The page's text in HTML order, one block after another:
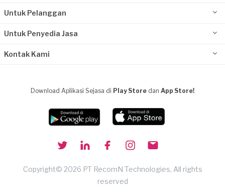
Untuk Pelanggan
Untuk Penyedia Jasa
Kontak Kami
Download Aplikasi Sejasa di Play Store dan App Store!
Copyright© 2026 PT RecomN Technologies, All rights
reserved